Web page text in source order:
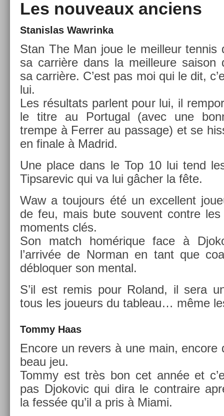
Les nouveaux an­ciens
Stanis­las Waw­rinka
Stan The Man joue le meil­leur ten­nis
sa carrière dans la meil­leure saison
sa carrière. C’est pas moi qui le dit,
lui.
Les résul­tats par­lent pour lui, il
le titre au Por­tug­al (avec une
trem­pe à Ferr­er au pas­sage) et se
en fin­ale à Mad­rid.
Une place dans le Top 10 lui tend
Tip­sarevic qui va lui gâcher la fête.
Waw a toujours été un ex­cel­lent
de feu, mais bute souvent con­tre
mo­ments clés.
Son match homérique face à
l’arrivée de Nor­man en tant que
débloqu­er son ment­al.
S’il est remis pour Roland, il sera
tous les joueurs du tab­leau… même
Tommy Haas
En­core un re­v­ers à une main, en­core
beau jeu.
Tommy est très bon cet année et
pas Djokovic qui dira le contra­ire
la fessée qu’il a pris à Miami.